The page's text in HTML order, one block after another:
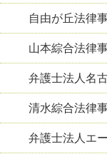
自由が丘法律
山本綜合法律
弁護士法人名
清水綜合法律
弁護士法人エ